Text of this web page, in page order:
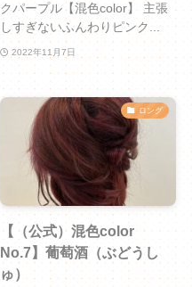
クパープル【混色color】 主張
しすぎないふんわりピンク...
2022年11月7日
ロング
【（公式）混色color
No.7】葡萄酒（ぶどうし
ゅ）